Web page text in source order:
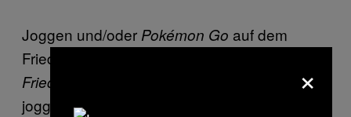
Joggen und/oder Pokémon Go auf dem
Friedhof? Themen, über die man sich bei
Friedhofskultur
Gedanken macht. Darf man
joggen oder ist das pietätlos, und was ist,
×